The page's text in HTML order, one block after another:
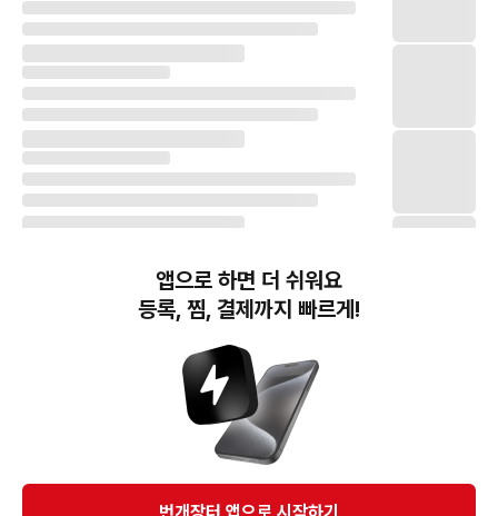
번개장터(주) 사업자정보, 이용약관 및 기타 법적고지
번개장터㈜는 통신판매중개자이며, 통신판매의 당사자가 아닙니다. 전자상거래 등에서의
소비자보호에 관한 법률 등 관련 법령 및 번개장터㈜의 약관에 따라 상품, 상품정보, 거래에 관한 책임은
개별 판매자에게 귀속하고, 번개장터㈜는 원칙적으로 회원간 거래에 대하여 책임을 지지 않습니다.
다만, 번개장터㈜가 직접 판매하는 상품에 대한 책임은 번개장터㈜에게 귀속합니다.
앱으로 하면 더 쉬워요
등록, 찜, 결제까지 빠르게!